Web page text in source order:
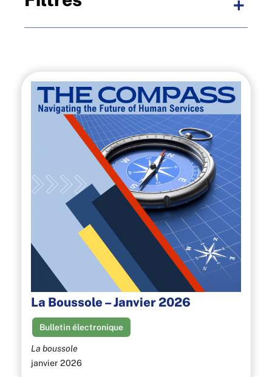
La Boussole – Janvier 2026
Bulletin électronique
La boussole
janvier 2026